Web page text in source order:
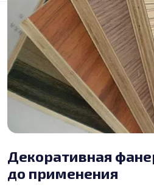
Декоративная
до применения